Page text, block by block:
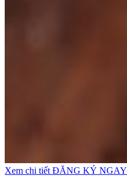
Xem chi tiết ĐĂNG KÝ NGAY